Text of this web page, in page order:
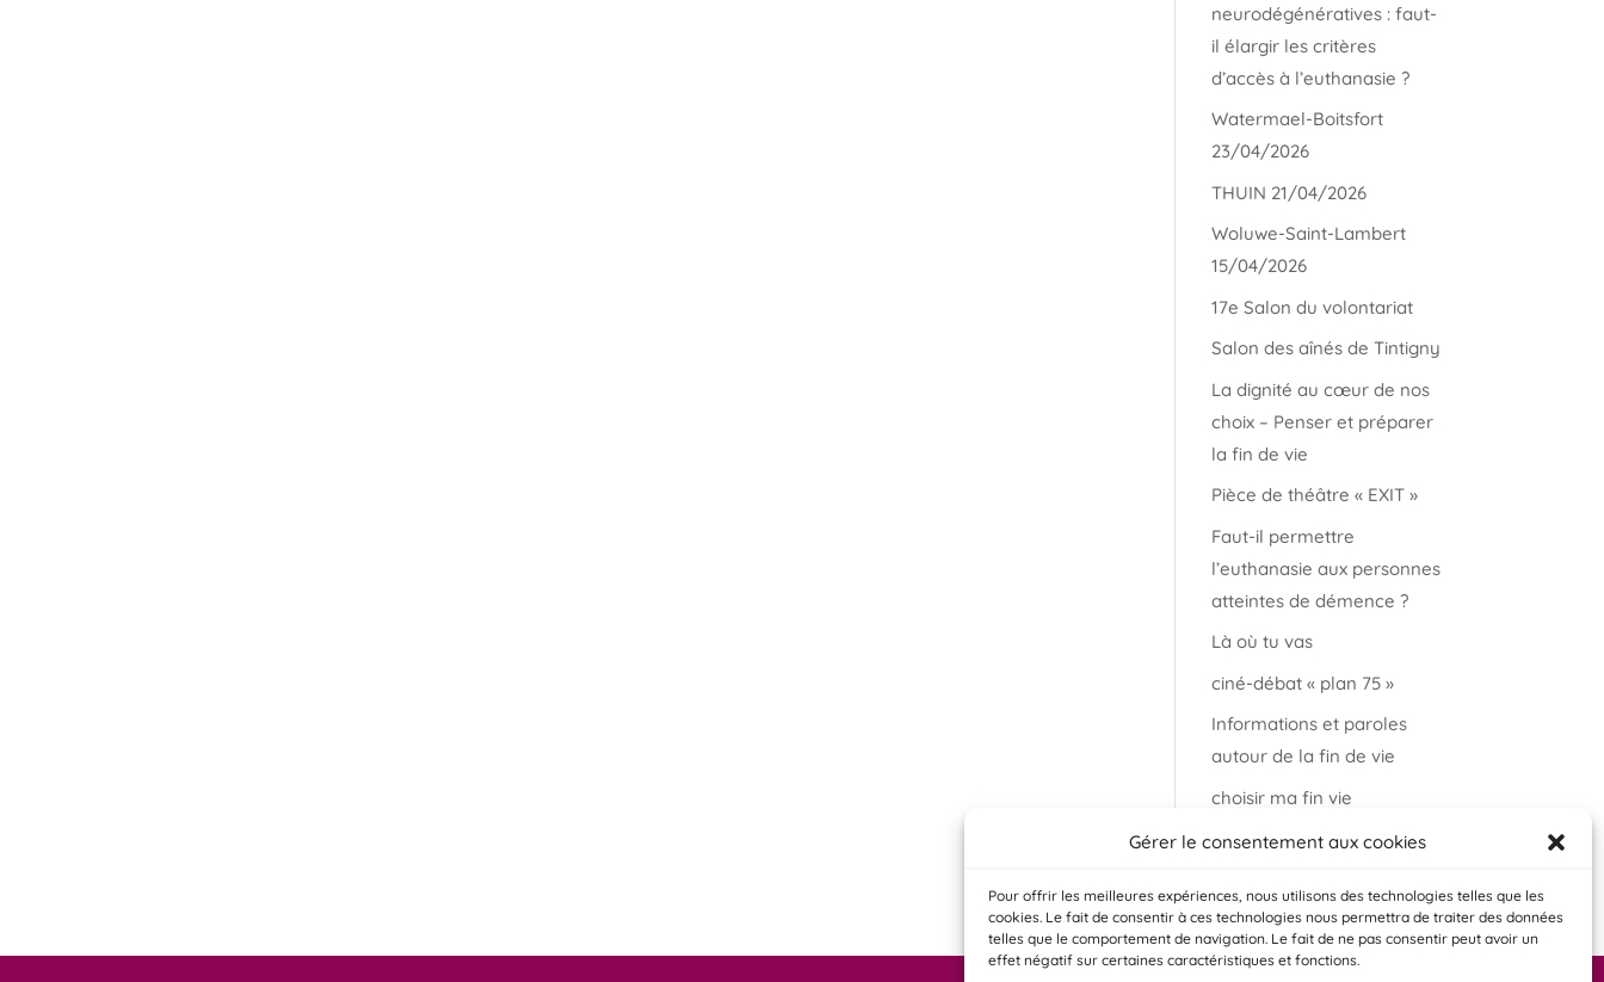
Gérer le consentement aux cookies
Pour offrir les meilleures expériences, nous utilisons des technologies telles que les
cookies. Le fait de consentir à ces technologies nous permettra de traiter des données
telles que le comportement de navigation. Le fait de ne pas consentir peut avoir un
effet négatif sur certaines caractéristiques et fonctions.
neurodégénératives : faut-
il élargir les critères
d’accès à l’euthanasie ?
Watermael-Boitsfort
23/04/2026
THUIN 21/04/2026
Woluwe-Saint-Lambert
15/04/2026
17e Salon du volontariat
Salon des aînés de Tintigny
La dignité au cœur de nos
choix – Penser et préparer
la fin de vie
Pièce de théâtre « EXIT »
Faut-il permettre
l’euthanasie aux personnes
atteintes de démence ?
Là où tu vas
ciné-débat « plan 75 »
Informations et paroles
autour de la fin de vie
choisir ma fin vie
Salon « bien vieillir à